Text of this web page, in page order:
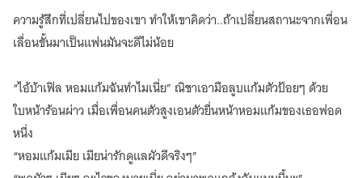
ความรู้สึกที่เปลี่ยนไปของเขา ทำให้เขาคิดว่า..ถ้าเปลี่ยนสถานะจากเพื่อน
เลื่อนขั้นมาเป็นแฟนมันจะดีไม่น้อย
“ไอ้บ้าเฟิล หอมแก้มฉันทำไมเนี่ย” ณิชาเอามือลูบแก้มตัวป้อยๆ ด้วย
ใบหน้าร้อนผ่าว เมื่อเพื่อนคนตัวสูงเอนตัวยื่นหน้าหอมแก้มของเธอฟอด
หนึ่ง
“หอมแก้มเมีย เมียน่ารักดูแลผัวดีจริงๆ”